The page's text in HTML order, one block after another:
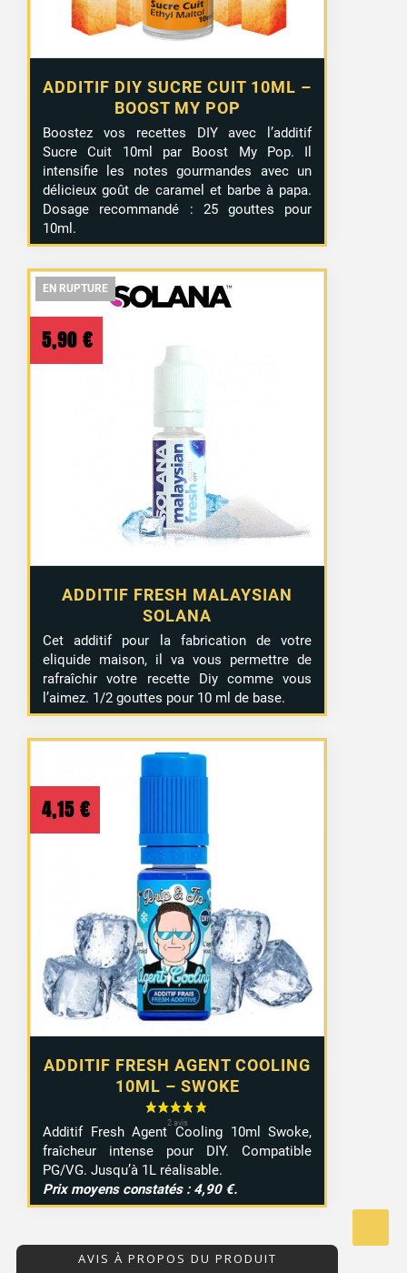
ADDITIF DIY SUCRE CUIT 10ML –
BOOST MY POP
Boostez vos recettes DIY avec l’additif
Sucre Cuit 10ml par Boost My Pop. Il
intensifie les notes gourmandes avec un
délicieux goût de caramel et barbe à papa.
Dosage recommandé : 25 gouttes pour
10ml.
EN RUPTURE
EN RUPTURE
ADDITIF FRESH MALAYSIAN
SOLANA
5,90 €
Cet additif pour la fabrication de votre
eliquide maison, il va vous permettre de
rafraîchir votre recette Diy comme vous
l’aimez. 1/2 gouttes pour 10 ml de base.
EN RUPTURE
ADDITIF FRESH AGENT COOLING
10ML – SWOKE
4,15 €
Additif Fresh Agent Cooling 10ml Swoke,
fraîcheur intense pour DIY. Compatible
PG/VG. Jusqu’à 1L réalisable.
Prix moyens constatés : 4,90 €.
AVIS À PROPOS DU PRODUIT